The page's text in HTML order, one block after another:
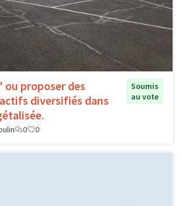
proposer des
diversifiés dans
Soumis
au vote
0 0